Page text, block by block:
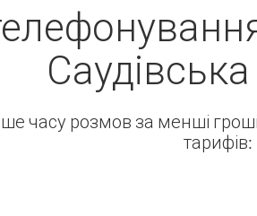
часу розмов за менші
тарифів: